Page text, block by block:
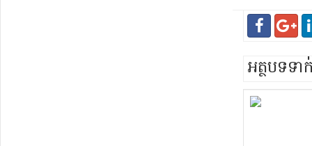
អត្ថបទទ